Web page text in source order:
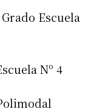
Escuela
Nº 4